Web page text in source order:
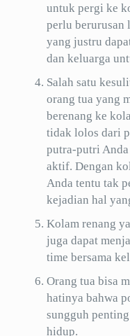
untuk pergi ke
perlu berurusan
yang justru
dan keluarga
Salah satu
orang tua yang
berenang ke
tidak lolos dari
putra-putri
aktif. Dengan
Anda tentu tak
kejadian hal
Kolam renang
juga dapat
time bersama
Orang tua bisa
hatinya bahwa
sungguh
hidup.